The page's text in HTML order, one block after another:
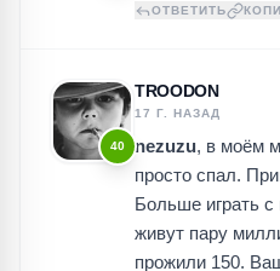
ОТВЕТИТЬ
40
TROODON
17 Г. НАЗАД
nezuzu, в моём
просто спал.
Больше играть
живут пару
прожили 150.